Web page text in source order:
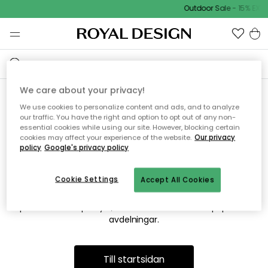
Outdoor Sale - 15%
Vi hittar tyvärr inte sidan du
söker
Detta kan bero på att sidan inte längre finns eller att den har
flyttats. Vi ber om ursäkt för besväret. I menyn ovan kan du
prova att söka på nytt, eller besöka en av våra populära
avdelningar.
Till startsidan
We care about your privacy!
We use cookies to personalize content and ads, and to analyze
our traffic. You have the right and option to opt out of any non-
essential cookies while using our site. However, blocking certain
cookies may affect your experience of the website. Our privacy
policy Google's privacy policy
Accept All Cookies
Cookie Settings